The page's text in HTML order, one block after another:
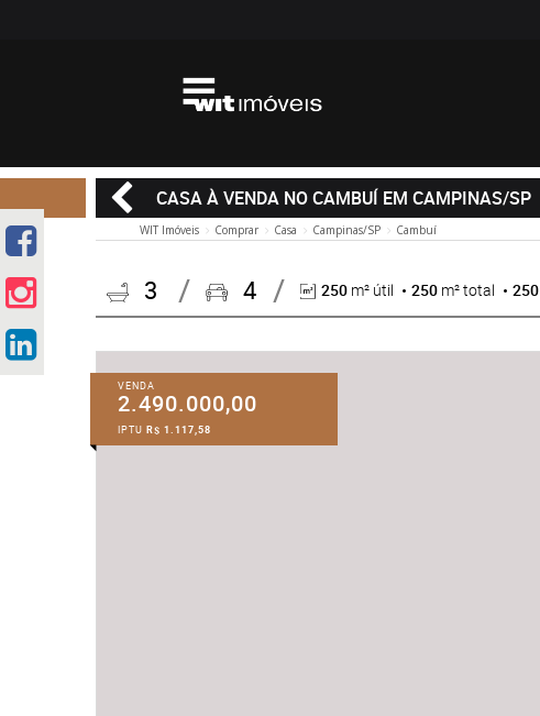
CASA À VENDA NO CAMBUÍ EM CAMPINAS/SP
WIT Imóveis Comprar Casa Campinas/SP Cambuí
3 4 250 m² útil 250 m² total 250
VENDA
2.490.000,00
IPTU R$ 1.117,58